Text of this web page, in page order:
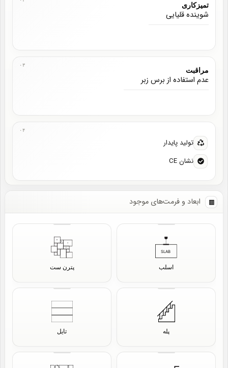
تمیزکاری
شوینده قلیایی
مراقبت
عدم استفاده از برس زبر
تولید پایدار
نشان CE
ابعاد و فرمت‌های موجود
اسلب پترن ست
پله تایل